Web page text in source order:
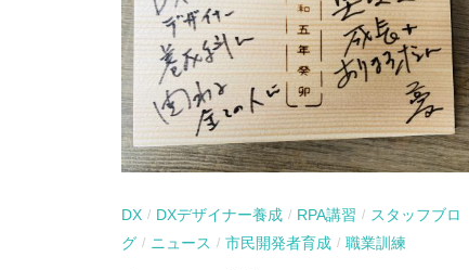
DX / DXデザイナー養成 / RPA講習 / スタッフブロ
グ / ニュース / 市民開発者育成 / 職業訓練